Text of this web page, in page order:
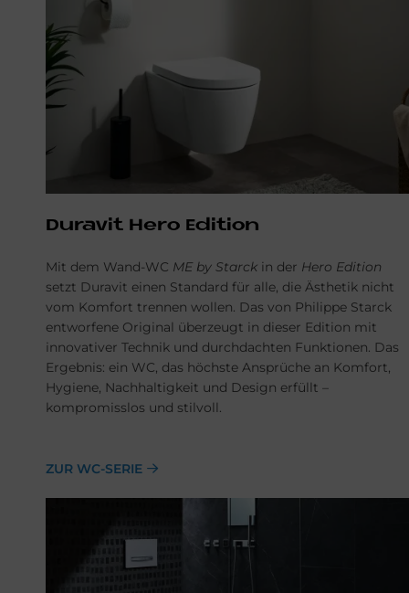
Du­ra­vit Hero Edi­ti­on
Mit dem Wand-WC ME by Starck in der Hero Edition
setzt Duravit einen Standard für alle, die Ästhetik nicht
vom Komfort trennen wollen. Das von Philippe Starck
entworfene Original überzeugt in dieser Edition mit
innovativer Technik und durchdachten Funktionen. Das
Ergebnis: ein WC, das höchste Ansprüche an Komfort,
Hygiene, Nachhaltigkeit und Design erfüllt –
kompromisslos und stilvoll.
ZUR WC-SERIE